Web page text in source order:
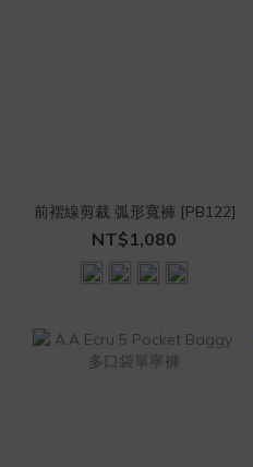
前褶線剪裁 弧形寬褲 [PB122]
NT$1,080